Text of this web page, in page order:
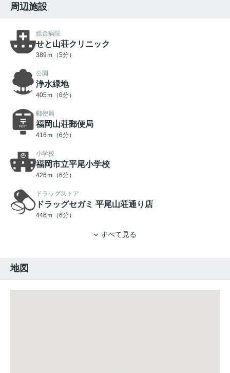
周辺施設
総合病院
せと山荘クリニック
389ｍ（5分）
公園
浄水緑地
405ｍ（6分）
郵便局
福岡山荘郵便局
416ｍ（6分）
小学校
福岡市立平尾小学校
426ｍ（6分）
ドラッグストア
ドラッグセガミ 平尾山荘通り店
446ｍ（6分）
すべて見る
地図